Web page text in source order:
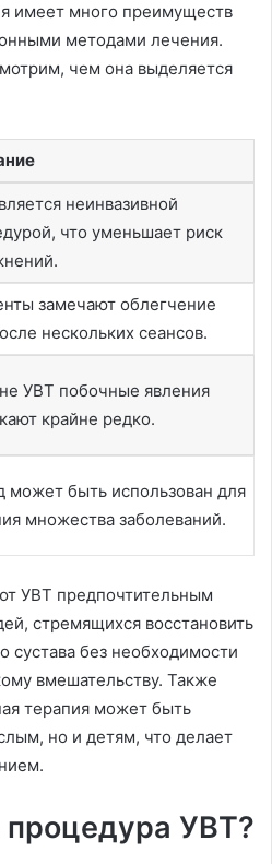
имеет много преимуществ
методами лечения.
чем она выделяется
неинвазивной
что уменьшает риск
замечают облегчение
нескольких сеансов.
УВТ побочные явления
крайне редко.
может быть использован для
множества заболеваний.
УВТ предпочтительным
стремящихся восстановить
сустава без необходимости
вмешательству. Также
терапия может быть
но и детям, что делает
процедура УВТ?